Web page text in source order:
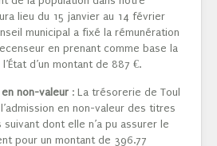
lieu du 15 janvier au 14 février
municipal a fixé la rémunération
en prenant comme base la
d’un montant de 887 €.
non-valeur : La trésorerie de Toul
en non-valeur des titres
dont elle n’a pu assurer le
pour un montant de 396.77